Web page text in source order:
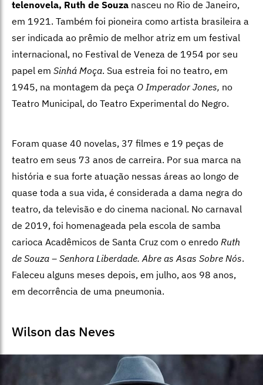
telenovela, Ruth de Souza nasceu no Rio de Janeiro,
em 1921. Também foi pioneira como artista brasileira a
ser indicada ao prêmio de melhor atriz em um festival
internacional, no Festival de Veneza de 1954 por seu
papel em Sinhá Moça. Sua estreia foi no teatro, em
1945, na montagem da peça O Imperador Jones, no
Teatro Municipal, do Teatro Experimental do Negro.
Foram quase 40 novelas, 37 filmes e 19 peças de
teatro em seus 73 anos de carreira. Por sua marca na
história e sua forte atuação nessas áreas ao longo de
quase toda a sua vida, é considerada a dama negra do
teatro, da televisão e do cinema nacional. No carnaval
de 2019, foi homenageada pela escola de samba
carioca Acadêmicos de Santa Cruz com o enredo Ruth
de Souza – Senhora Liberdade. Abre as Asas Sobre Nós.
Faleceu alguns meses depois, em julho, aos 98 anos,
em decorrência de uma pneumonia.
Wilson das Neves